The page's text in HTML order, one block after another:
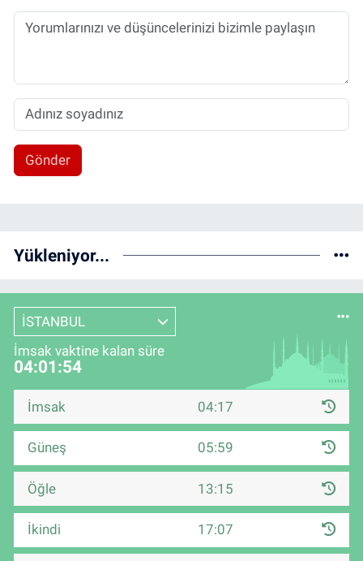
Gönder
Yükleniyor...
İSTANBUL
İmsak vaktine kalan süre
04:01:53
İmsak 04:17
Güneş 05:59
Öğle 13:15
İkindi 17:07